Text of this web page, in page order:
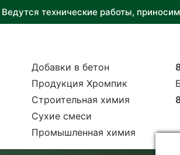
Ведутся технические работы,
Добавки в бетон
Продукция Хромпик
Строительная химия
Сухие смеси
Промышленная химия